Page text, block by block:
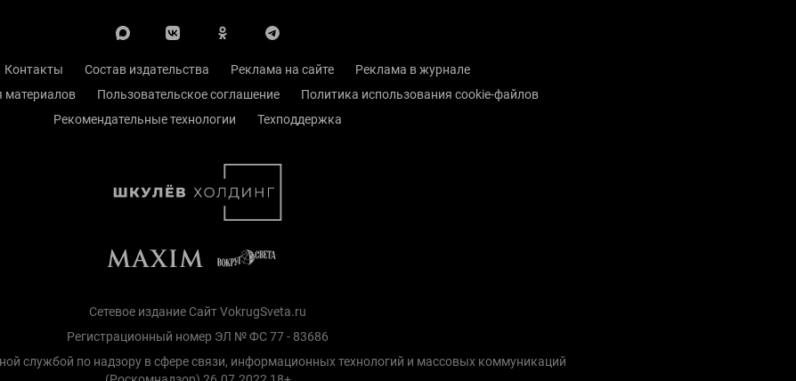
Контакты Состав издательства Реклама на сайте
Реклама в журнале
материалов
Пользовательское соглашение
Политика использования cookie-файлов
Рекомендательные технологии
Техподдержка
Сетевое издание Сайт VokrugSveta.ru
Регистрационный номер ЭЛ № ФС 77 - 83686
службой по надзору в сфере связи, информационных технологий и массовых коммуникаций